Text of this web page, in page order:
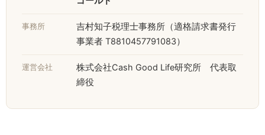
事務所
吉村知子税理士事務所（適格請求書発行
事業者 T8810457791083）
運営会社
株式会社Cash Good Life研究所 代表取
締役